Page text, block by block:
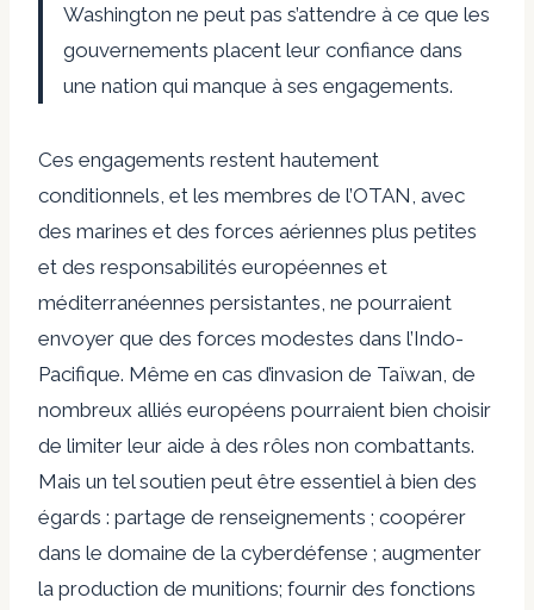
Washington ne peut pas s’attendre à ce que les
gouvernements placent leur confiance dans
une nation qui manque à ses engagements.
Ces engagements restent hautement
conditionnels, et les membres de l’OTAN, avec
des marines et des forces aériennes plus petites
et des responsabilités européennes et
méditerranéennes persistantes, ne pourraient
envoyer que des forces modestes dans l’Indo-
Pacifique. Même en cas d’invasion de Taïwan, de
nombreux alliés européens pourraient bien choisir
de limiter leur aide à des rôles non combattants.
Mais un tel soutien peut être essentiel à bien des
égards : partage de renseignements ; coopérer
dans le domaine de la cyberdéfense ; augmenter
la production de munitions; fournir des fonctions